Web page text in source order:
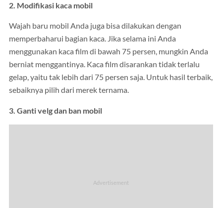
2. Modifikasi kaca mobil
Wajah baru mobil Anda juga bisa dilakukan dengan
memperbaharui bagian kaca. Jika selama ini Anda
menggunakan kaca film di bawah 75 persen, mungkin Anda
berniat menggantinya. Kaca film disarankan tidak terlalu
gelap, yaitu tak lebih dari 75 persen saja. Untuk hasil terbaik,
sebaiknya pilih dari merek ternama.
3. Ganti velg dan ban mobil